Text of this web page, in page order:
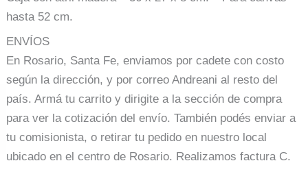
hasta 52 cm.
ENVÍOS
En Rosario, Santa Fe, enviamos por cadete con costo
según la dirección, y por correo Andreani al resto del
país. Armá tu carrito y dirigite a la sección de compra
para ver la cotización del envío. También podés enviar a
tu comisionista, o retirar tu pedido en nuestro local
ubicado en el centro de Rosario. Realizamos factura C.